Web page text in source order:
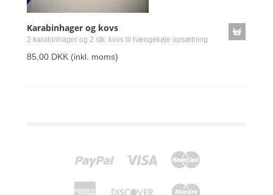
Karabinhager og kovs
2 karabinhager og 2 stk. kovs til hængekøje opsætning
85,00 DKK (inkl. moms)